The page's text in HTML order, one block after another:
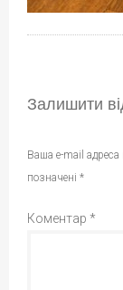
Залишити
Ваша e-mail
позначені *
Коментар *